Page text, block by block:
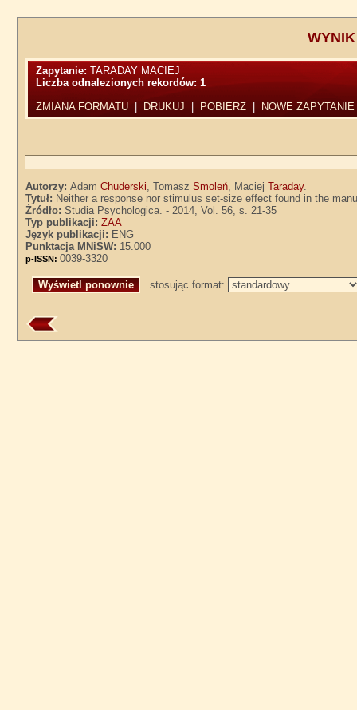
Zapytanie:TARADAY MACIEJ
Liczba odnalezionych rekordów:1
ZMIANA FORMATU
DRUKUJ POBIERZ NOWE ZAPYTANIE
Autorzy:AdamChuderski, TomaszSmoleń, MaciejTaraday.
Tytuł: Neither a response nor stimulus set-size effect found in the
Źródło:Studia Psychologica. - 2014, Vol. 56, s. 21-35
Typ publikacji:ZAA
Język publikacji: ENG
Punktacja MNiSW: 15.000
p-ISSN:0039-3320
stosując format: